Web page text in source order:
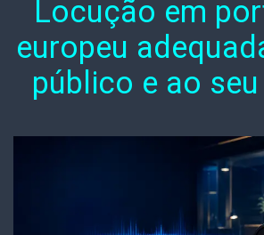
Locução em
europeu
público e ao